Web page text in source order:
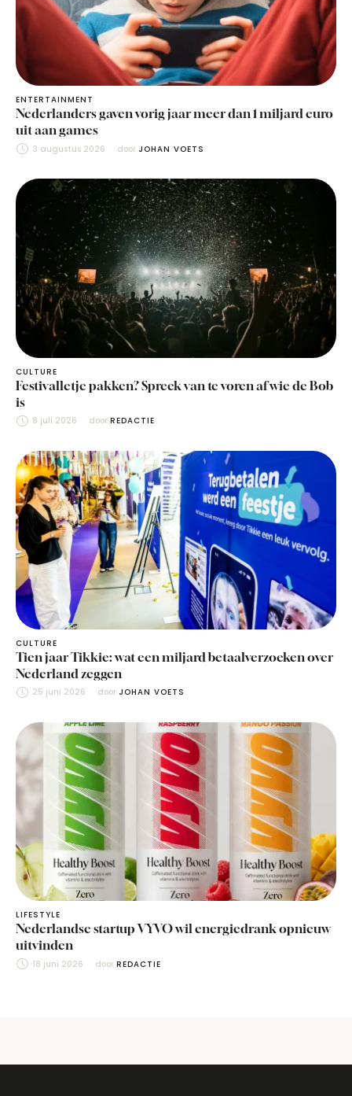
ENTERTAINMENT
Nederlanders gaven vorig jaar meer dan 1 miljard euro
uit aan games
3 augustus 2026 door JOHAN VOETS
CULTURE
Festivalletje pakken? Spreek van te voren af wie de Bob
is
8 juli 2026 door REDACTIE
CULTURE
Tien jaar Tikkie: wat een miljard betaalverzoeken over
Nederland zeggen
25 juni 2026 door JOHAN VOETS
LIFESTYLE
Nederlandse startup VYVO wil energiedrank opnieuw
uitvinden
18 juni 2026 door REDACTIE